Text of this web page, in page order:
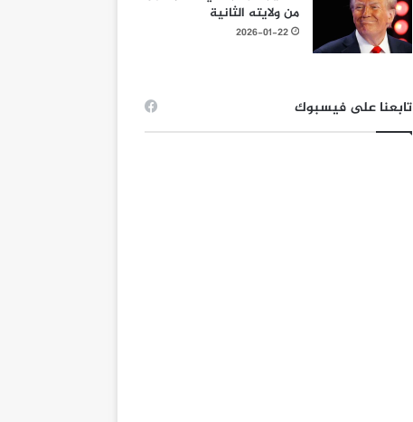
من ولايته الثانية
2026-01-22
تابعنا على فيسبوك